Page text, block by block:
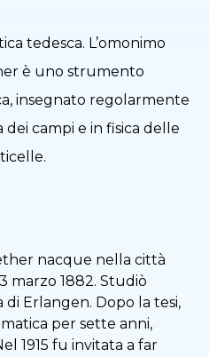
tedesca. L’omonimo
è uno strumento
insegnato regolarmente
campi e in fisica delle
nacque nella città
marzo 1882. Studiò
di Erlangen. Dopo la tesi,
per sette anni,
1915 fu invitata a far